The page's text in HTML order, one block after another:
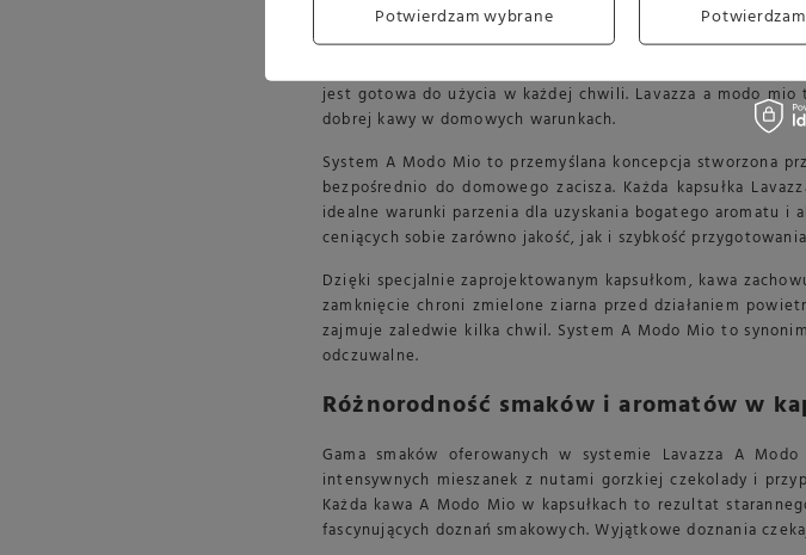
Kawa w kapsułkach Lavazza A Modo Mio jest
ich przepisom na idealne espresso, każdy może w
szczelnie zamknięte i doskonale chronione przed
jest gotowa do użycia w każdej chwili. Lavazza a modo
dobrej kawy w domowych warunkach.
System A Modo Mio to przemyślana koncepcja stworzona
bezpośrednio do domowego zacisza. Każda kapsułka
idealne warunki parzenia dla uzyskania bogatego aromatu i
ceniących sobie zarówno jakość, jak i szybkość
Dzięki specjalnie zaprojektowanym kapsułkom, kawa
zamknięcie chroni zmielone ziarna przed działaniem
zajmuje zaledwie kilka chwil. System A Modo Mio to
odczuwalne.
Różnorodność smaków i aromatów w
Gama smaków oferowanych w systemie Lavazza A
intensywnych mieszanek z nutami gorzkiej czekolady i
Każda kawa A Modo Mio w kapsułkach to rezultat
fascynujących doznań smakowych. Wyjątkowe doznania
Potwierdzam wybrane